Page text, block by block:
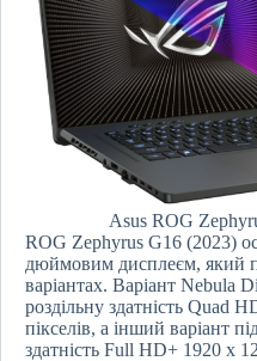
Asus ROG
ROG Zephyrus G16 (2023)
дюймовим дисплеєм, який
варіантах. Варіант Nebula
роздільну здатність Quad
пікселів, а інший варіант
здатність Full HD+ 1920 x